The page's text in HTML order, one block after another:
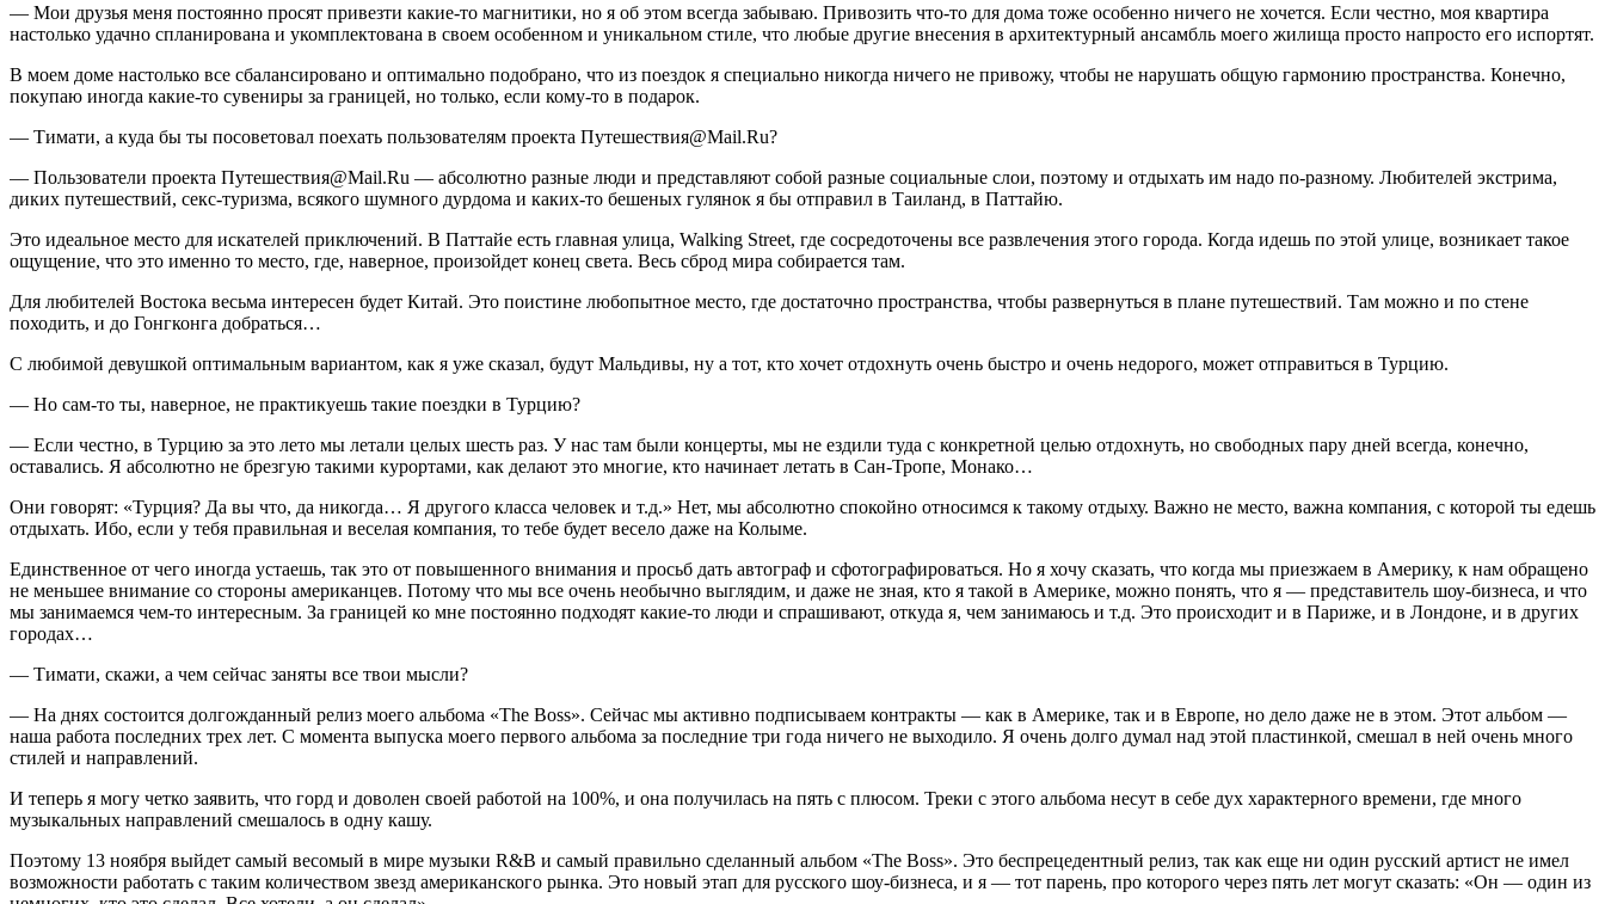
— Мои друзья меня постоянно просят привезти какие-то магнитики, но я об этом всегда забываю. Привозить что-то для дома тоже особенно ничего не хочется. Если честно, моя квартира
настолько удачно спланирована и укомплектована в своем особенном и уникальном стиле, что любые другие внесения в архитектурный ансамбль моего жилища просто напросто его испортят.
В моем доме настолько все сбалансировано и оптимально подобрано, что из поездок я специально никогда ничего не привожу, чтобы не нарушать общую гармонию пространства. Конечно,
покупаю иногда какие-то сувениры за границей, но только, если кому-то в подарок.
— Тимати, а куда бы ты посоветовал поехать пользователям проекта Путешествия@Mail.Ru?
— Пользователи проекта Путешествия@Mail.Ru — абсолютно разные люди и представляют собой разные социальные слои, поэтому и отдыхать им надо по-разному. Любителей экстрима,
диких путешествий, секс-туризма, всякого шумного дурдома и каких-то бешеных гулянок я бы отправил в Таиланд, в Паттайю.
Это идеальное место для искателей приключений. В Паттайе есть главная улица, Walking Street, где сосредоточены все развлечения этого города. Когда идешь по этой улице, возникает такое
ощущение, что это именно то место, где, наверное, произойдет конец света. Весь сброд мира собирается там.
Для любителей Востока весьма интересен будет Китай. Это поистине любопытное место, где достаточно пространства, чтобы развернуться в плане путешествий. Там можно и по стене
походить, и до Гонгконга добраться…
С любимой девушкой оптимальным вариантом, как я уже сказал, будут Мальдивы, ну а тот, кто хочет отдохнуть очень быстро и очень недорого, может отправиться в Турцию.
— Но сам-то ты, наверное, не практикуешь такие поездки в Турцию?
— Если честно, в Турцию за это лето мы летали целых шесть раз. У нас там были концерты, мы не ездили туда с конкретной целью отдохнуть, но свободных пару дней всегда, конечно,
оставались. Я абсолютно не брезгую такими курортами, как делают это многие, кто начинает летать в Сан-Тропе, Монако…
Они говорят: «Турция? Да вы что, да никогда… Я другого класса человек и т.д.» Нет, мы абсолютно спокойно относимся к такому отдыху. Важно не место, важна компания, с которой ты едешь
отдыхать. Ибо, если у тебя правильная и веселая компания, то тебе будет весело даже на Колыме.
Единственное от чего иногда устаешь, так это от повышенного внимания и просьб дать автограф и сфотографироваться. Но я хочу сказать, что когда мы приезжаем в Америку, к нам обращено
не меньшее внимание со стороны американцев. Потому что мы все очень необычно выглядим, и даже не зная, кто я такой в Америке, можно понять, что я — представитель шоу-бизнеса, и что
мы занимаемся чем-то интересным. За границей ко мне постоянно подходят какие-то люди и спрашивают, откуда я, чем занимаюсь и т.д. Это происходит и в Париже, и в Лондоне, и в других
городах…
— Тимати, скажи, а чем сейчас заняты все твои мысли?
— На днях состоится долгожданный релиз моего альбома «The Boss». Сейчас мы активно подписываем контракты — как в Америке, так и в Европе, но дело даже не в этом. Этот альбом —
наша работа последних трех лет. С момента выпуска моего первого альбома за последние три года ничего не выходило. Я очень долго думал над этой пластинкой, смешал в ней очень много
стилей и направлений.
И теперь я могу четко заявить, что горд и доволен своей работой на 100%, и она получилась на пять с плюсом. Треки с этого альбома несут в себе дух характерного времени, где много
музыкальных направлений смешалось в одну кашу.
Поэтому 13 ноября выйдет самый весомый в мире музыки R&B и самый правильно сделанный альбом «The Boss». Это беспрецедентный релиз, так как еще ни один русский артист не имел
возможности работать с таким количеством звезд американского рынка. Это новый этап для русского шоу-бизнеса, и я — тот парень, про которого через пять лет могут сказать: «Он — один из